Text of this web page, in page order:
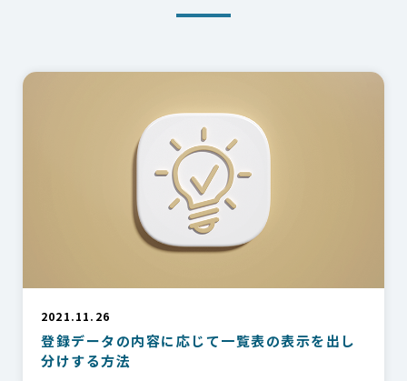
2021.11.26
登録データの内容に応じて一覧表の表示を出し
分けする方法